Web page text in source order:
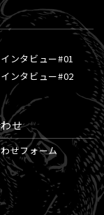
ンタビュー#01
ンタビュー#02
せ
せフォーム